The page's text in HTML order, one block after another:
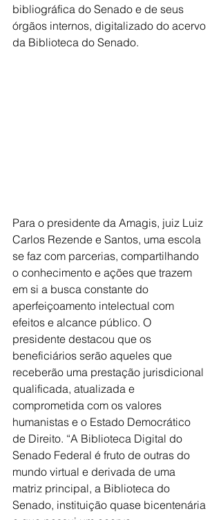
bibliográfica do Senado e de seus
órgãos internos, digitalizado do acervo
da Biblioteca do Senado.
Para o presidente da Amagis, juiz Luiz
Carlos Rezende e Santos, uma escola
se faz com parcerias, compartilhando
o conhecimento e ações que trazem
em si a busca constante do
aperfeiçoamento intelectual com
efeitos e alcance público. O
presidente destacou que os
beneficiários serão aqueles que
receberão uma prestação jurisdicional
qualificada, atualizada e
comprometida com os valores
humanistas e o Estado Democrático
de Direito. “A Biblioteca Digital do
Senado Federal é fruto de outras do
mundo virtual e derivada de uma
matriz principal, a Biblioteca do
Senado, instituição quase bicentenária